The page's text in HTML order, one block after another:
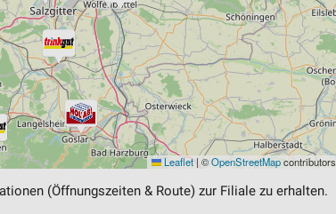
Leaflet | ©OpenStreetMapcontributors
(Öffnungszeiten & Route) zur Filiale zu erhalten.